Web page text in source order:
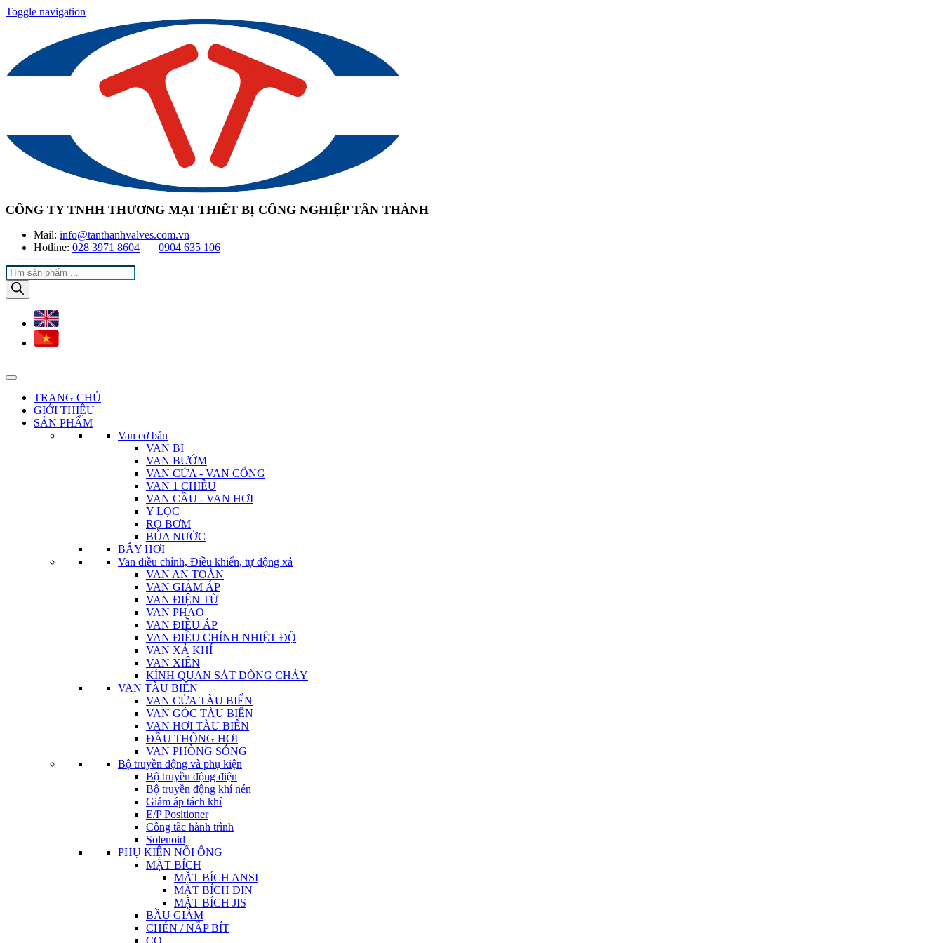
Toggle navigation
CÔNG TY TNHH THƯƠNG MẠI THIẾT BỊ CÔNG NGHIỆP TÂN THÀNH
Mail: info@tanthanhvalves.com.vn
Hotline: 028 3971 8604 | 0904 635 106
Products
search
TRANG CHỦ
GIỚI THIỆU
SẢN PHẨM
Van cơ bản
VAN BI
VAN BƯỚM
VAN CỬA - VAN CỔNG
VAN 1 CHIỀU
VAN CẦU - VAN HƠI
Y LỌC
RỌ BƠM
BÚA NƯỚC
BẪY HƠI
Van điều chỉnh, Điều khiển, tự động xả
VAN AN TOÀN
VAN GIẢM ÁP
VAN ĐIỆN TỪ
VAN PHAO
VAN ĐIỀU ÁP
VAN ĐIỀU CHỈNH NHIỆT ĐỘ
VAN XẢ KHÍ
VAN XIÊN
KÍNH QUAN SÁT DÒNG CHẢY
VAN TÀU BIỂN
VAN CỬA TÀU BIỂN
VAN GÓC TÀU BIỂN
VAN HƠI TÀU BIỂN
ĐẦU THÔNG HƠI
VAN PHÒNG SÓNG
Bộ truyền động và phụ kiện
Bộ truyền động điện
Bộ truyền động khí nén
Giảm áp tách khí
E/P Positioner
Công tắc hành trình
Solenoid
PHỤ KIỆN NỐI ỐNG
MẶT BÍCH
MẶT BÍCH ANSI
MẶT BÍCH DIN
MẶT BÍCH JIS
BẦU GIẢM
CHÉN / NẮP BÍT
CO